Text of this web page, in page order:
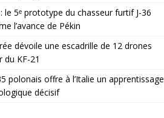
le 5ᵉ prototype du chasseur furtif J-36
l’avance de Pékin
dévoile une escadrille de 12 drones
du KF-21
polonais offre à l’Italie un apprentissage
décisif